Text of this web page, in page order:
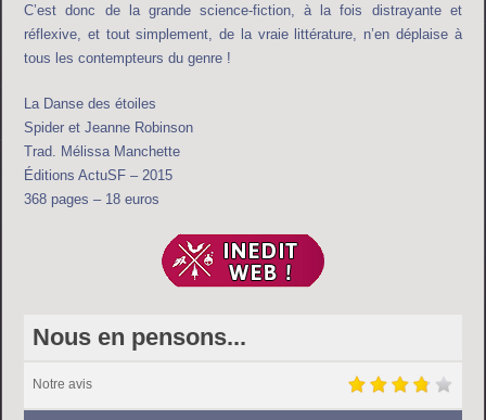
C’est donc de la grande science-fiction, à la fois distrayante et
réflexive, et tout simplement, de la vraie littérature, n’en déplaise à
tous les contempteurs du genre !
La Danse des étoiles
Spider et Jeanne Robinson
Trad. Mélissa Manchette
Éditions ActuSF – 2015
368 pages – 18 euros
Nous en pensons...
Notre avis